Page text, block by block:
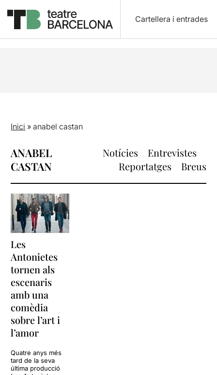
Cartellera i entrades
Inici »anabel castan
ANABEL
CASTAN
Notícies
Entrevistes
Reportatges
Breus
Les
Antonietes
tornen als
escenaris
amb una
comèdia
sobre l’art i
l’amor
Quatre anys més
tard de la seva
última producció